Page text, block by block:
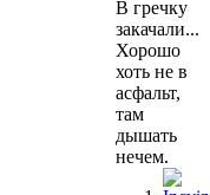
В гречку
закачали...
Хорошо
хоть не в
асфальт,
там
дышать
нечем.